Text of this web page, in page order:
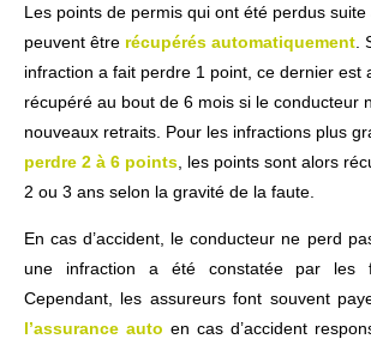
Les points de permis qui ont été perdus suite
peuvent être récupérés automatiquement
infraction a fait perdre 1 point, ce dernier est
récupéré au bout de 6 mois si le conducteur
nouveaux retraits. Pour les infractions plus
perdre 2 à 6 points , les points sont alors
2 ou 3 ans selon la gravité de la faute.
En cas d’accident, le conducteur ne perd
une infraction a été constatée par les
Cependant, les assureurs font souvent
l’assurance auto en cas d’accident